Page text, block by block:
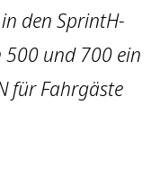
den SprintH-
500 und 700 ein
für Fahrgäste